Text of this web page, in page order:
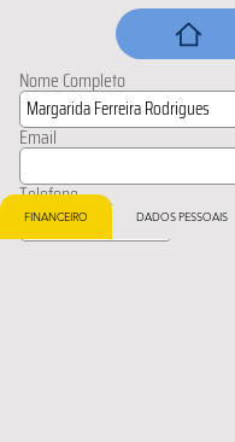
Nome Completo
Email
Telefone
FINANCEIRO DADOS PESSOAIS